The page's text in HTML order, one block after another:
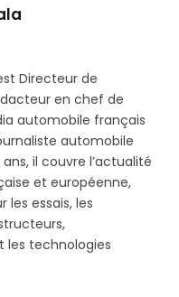
Directeur de
en chef de
automobile français
automobile
il couvre l’actualité
et européenne,
les essais, les
les technologies